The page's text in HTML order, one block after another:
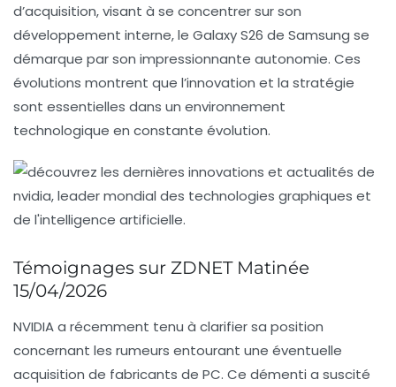
d’acquisition, visant à se concentrer sur son
développement interne, le Galaxy S26 de Samsung se
démarque par son impressionnante autonomie. Ces
évolutions montrent que l’innovation et la stratégie
sont essentielles dans un environnement
technologique en constante évolution.
Témoignages sur ZDNET Matinée
15/04/2026
NVIDIAa récemment tenu à clarifier sa position
concernant les rumeurs entourant une éventuelle
acquisition de fabricants de PC. Ce démenti a suscité